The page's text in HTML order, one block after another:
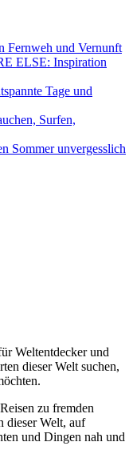
Fernweh und Vernunft
ELSE: Inspiration
Tage und
Surfen,
Sommer unvergesslich
Weltentdecker und
dieser Welt suchen,
zu fremden
dieser Welt, auf
und Dingen nah und